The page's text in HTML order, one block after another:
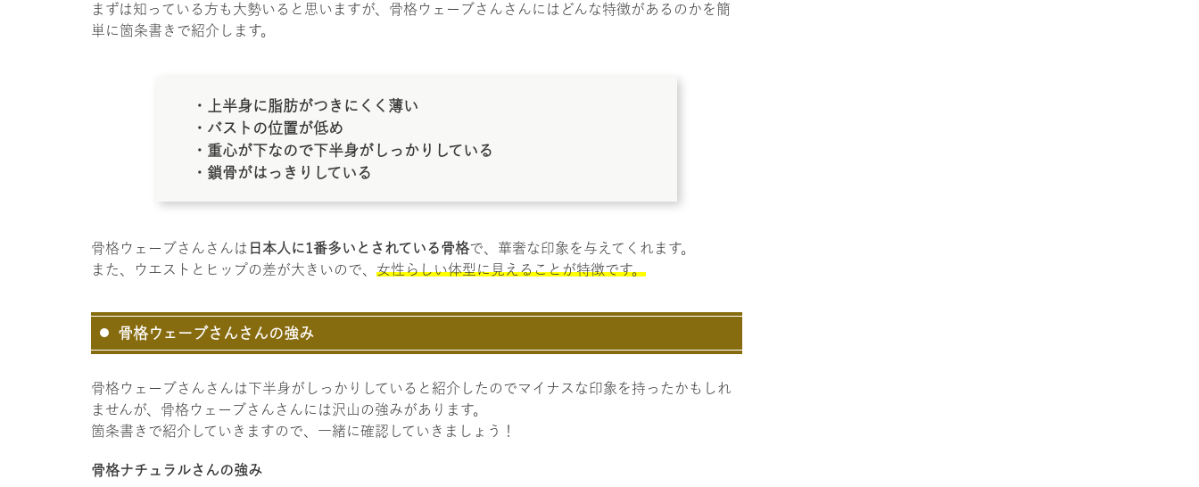
まずは知っている方も大勢いると思いますが、骨格ウェーブさんさんにはどんな特徴があるのかを簡
単に箇条書きで紹介します。
・上半身に脂肪がつきにくく薄い
・バストの位置が低め
・重心が下なので下半身がしっかりしている
・鎖骨がはっきりしている
骨格ウェーブさんさんは 日本人に1番多いとされている骨格で、華奢な印象を与えてくれます。
また、ウエストとヒップの差が大きいので、 女性らしい体型に見えることが特徴です。
骨格ウェーブさんさんの強み
骨格ウェーブさんさんは下半身がしっかりしていると紹介したのでマイナスな印象を持ったかもしれ
ませんが、骨格ウェーブさんさんには沢山の強みがあります。
箇条書きで紹介していきますので、一緒に確認していきましょう！
骨格ナチュラルさんの強み